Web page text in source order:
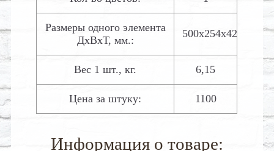
Размеры одного элемента
ДхВхТ, мм.:
500х254х42
Вес 1 шт., кг. 6,15
Цена за штуку: 1100
Информация о товаре: